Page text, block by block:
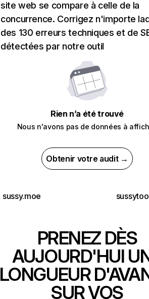
site web se compare à celle de la
concurrence. Corrigez n'importe
des 130 erreurs techniques et de
détectées par notre outil
Rien n’a été trouvé
Nous n'avons pas de données à
Obtenir votre audit →
sussy.moe
PRENEZ DÈS
AUJOURD'HUI
LONGUEUR
SUR VOS